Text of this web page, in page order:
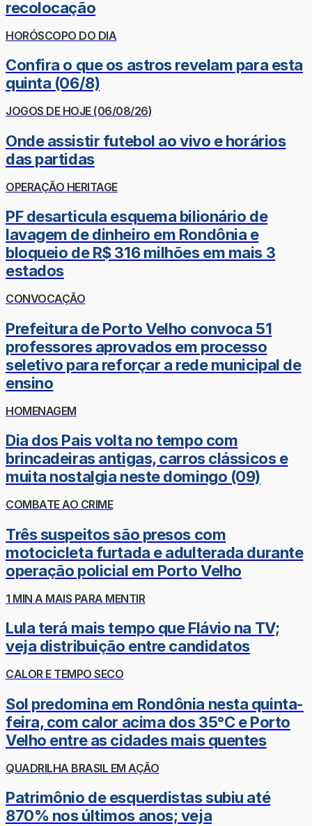
recolocação
HORÓSCOPO DO DIA
Confira o que os astros revelam para esta
quinta (06/8)
JOGOS DE HOJE (06/08/26)
Onde assistir futebol ao vivo e horários
das partidas
OPERAÇÃO HERITAGE
PF desarticula esquema bilionário de
lavagem de dinheiro em Rondônia e
bloqueio de R$ 316 milhões em mais 3
estados
CONVOCAÇÃO
Prefeitura de Porto Velho convoca 51
professores aprovados em processo
seletivo para reforçar a rede municipal de
ensino
HOMENAGEM
Dia dos Pais volta no tempo com
brincadeiras antigas, carros clássicos e
muita nostalgia neste domingo (09)
COMBATE AO CRIME
Três suspeitos são presos com
motocicleta furtada e adulterada durante
operação policial em Porto Velho
1 MIN A MAIS PARA MENTIR
Lula terá mais tempo que Flávio na TV;
veja distribuição entre candidatos
CALOR E TEMPO SECO
Sol predomina em Rondônia nesta quinta-
feira, com calor acima dos 35°C e Porto
Velho entre as cidades mais quentes
QUADRILHA BRASIL EM AÇÃO
Patrimônio de esquerdistas subiu até
870% nos últimos anos; veja